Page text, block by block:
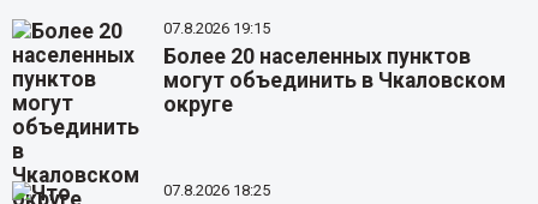
07.8.2026 19:15
Более 20 населенных пунктов
могут объединить в Чкаловском
округе
07.8.2026 18:25